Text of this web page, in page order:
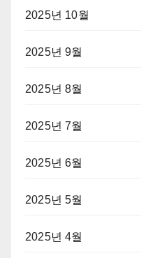
2025년 10월
2025년 9월
2025년 8월
2025년 7월
2025년 6월
2025년 5월
2025년 4월